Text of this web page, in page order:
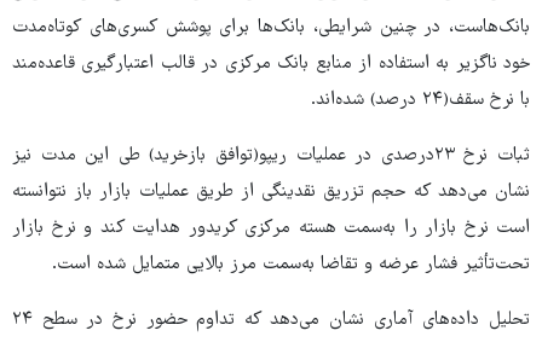
بانک‌هاست، در چنین شرایطی، بانک‌ها برای پوشش کسری‌های کوتاه‌مدت
خود ناگزیر به استفاده از منابع بانک مرکزی در قالب اعتبارگیری قاعده‌مند
با نرخ سقف(۲۴ درصد) شده‌اند.
ثبات نرخ ۲۳درصدی در عملیات ریپو(توافق بازخرید) طی این مدت نیز
نشان می‌دهد که حجم تزریق نقدینگی از طریق عملیات بازار باز نتوانسته
است نرخ بازار را به‌سمت هسته مرکزی کریدور هدایت کند و نرخ بازار
تحت‌تأثیر فشار عرضه و تقاضا به‌سمت مرز بالایی متمایل شده است.
تحلیل داده‌های آماری نشان می‌دهد که تداوم حضور نرخ در سطح ۲۴